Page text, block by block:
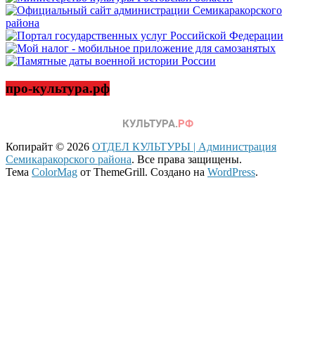
про-культура.рф
Копирайт © 2026 ОТДЕЛ КУЛЬТУРЫ | Администрация
Семикаракорского района. Все права защищены.
Тема ColorMag от ThemeGrill. Создано на WordPress.